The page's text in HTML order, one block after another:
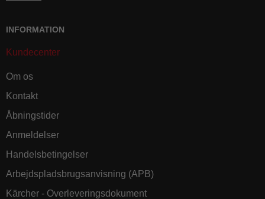
INFORMATION
Kundecenter
Om os
Kontakt
Åbningstider
Anmeldelser
Handelsbetingelser
Arbejdspladsbrugsanvisning (APB)
Kärcher - Overleveringsdokument